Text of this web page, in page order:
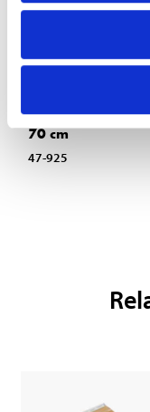
Dog Blanket, 100
70 cm
47-925